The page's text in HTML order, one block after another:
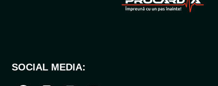
SOCIAL MEDIA: